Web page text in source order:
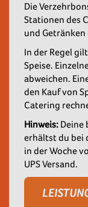
Die
Stationen des
und
In der Regel
Speise.
abweichen.
den Kauf von
Catering
Hinweis: Deine
erhältst du bei
in der Woche
UPS Versand.